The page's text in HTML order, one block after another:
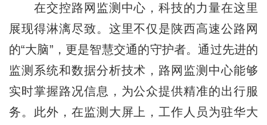
在交控路网监测中心，科技的力量在这里
展现得淋漓尽致。这里不仅是陕西高速公路网
的“大脑”，更是智慧交通的守护者。通过先进的
监测系统和数据分析技术，路网监测中心能够
实时掌握路况信息，为公众提供精准的出行服
务。此外，在监测大屏上，工作人员为驻华大